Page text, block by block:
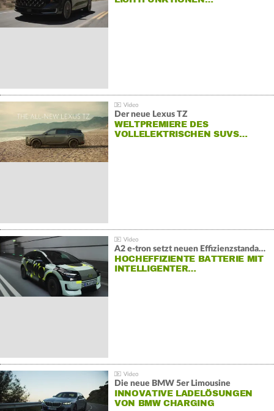
Der neue Lexus TZ
WELTPREMIERE DES
VOLLELEKTRISCHEN SUVS…
A2 e-tron setzt neuen Effizienzstandard bei Audi
HOCHEFFIZIENTE BATTERIE MIT
INTELLIGENTER…
Die neue BMW 5er Limousine
INNOVATIVE LADELÖSUNGEN
VON BMW CHARGING